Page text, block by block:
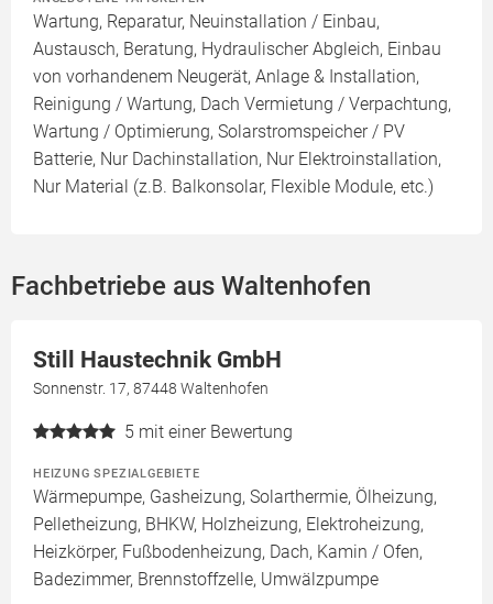
Wartung, Reparatur, Neuinstallation / Einbau,
Austausch, Beratung, Hydraulischer Abgleich, Einbau
von vorhandenem Neugerät, Anlage & Installation,
Reinigung / Wartung, Dach Vermietung / Verpachtung,
Wartung / Optimierung, Solarstromspeicher / PV
Batterie, Nur Dachinstallation, Nur Elektroinstallation,
Nur Material (z.B. Balkonsolar, Flexible Module, etc.)
Fachbetriebe aus Waltenhofen
Still Haustechnik GmbH
Sonnenstr. 17, 87448 Waltenhofen
5 mit einer Bewertung
HEIZUNG SPEZIALGEBIETE
Wärmepumpe, Gasheizung, Solarthermie, Ölheizung,
Pelletheizung, BHKW, Holzheizung, Elektroheizung,
Heizkörper, Fußbodenheizung, Dach, Kamin / Ofen,
Badezimmer, Brennstoffzelle, Umwälzpumpe